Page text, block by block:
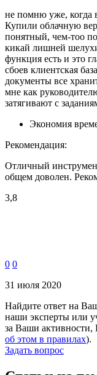
не помню уже, когда
Купили облачную
понятный, чем-тоо
кикай лишней
функция есть и это
сбоев клиентская
документы все
мне как
затягивают с
Экономия
Рекомендация:
Отличный
общем доволен.
3,8
0 0
31 июля 2020
Найдите ответ на
наши эксперты или
за Ваши
об этом в правилах).
Задать вопрос